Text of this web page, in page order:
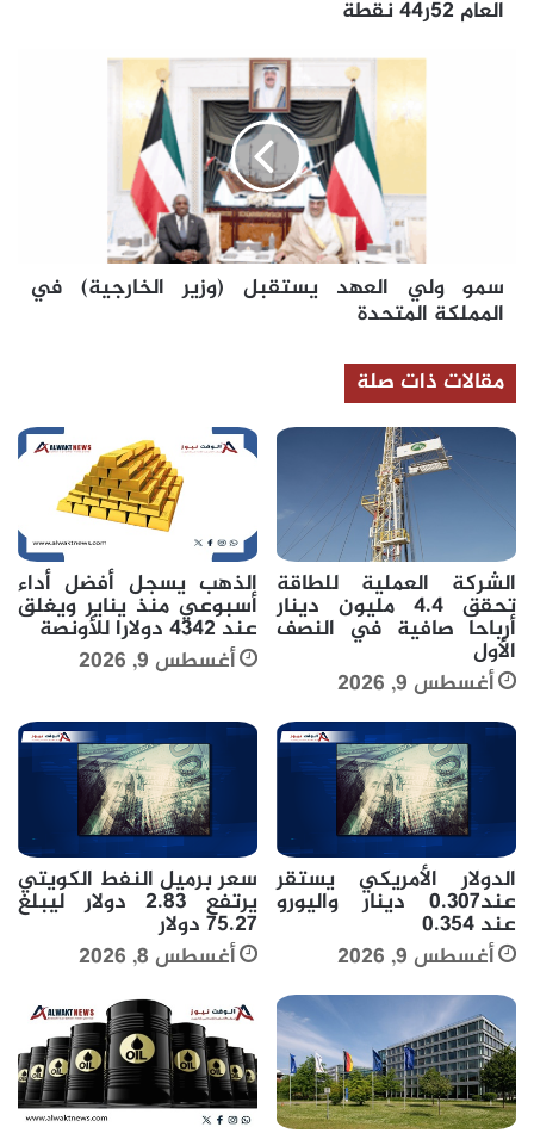
العام 52ر44 نقطة
سمو ولي العهد يستقبل (وزير الخارجية) في
المملكة المتحدة
مقالات ذات صلة
الشركة العملية للطاقة
تحقق 4.4 مليون دينار
أرباحا صافية في النصف
الأول
أغسطس 9, 2026
الذهب يسجل أفضل أداء
أسبوعي منذ يناير ويغلق
عند 4342 دولارا للأونصة
أغسطس 9, 2026
الدولار الأمريكي يستقر
عند0.307 دينار واليورو
عند 0.354
أغسطس 9, 2026
سعر برميل النفط الكويتي
يرتفع 2.83 دولار ليبلغ
75.27 دولار
أغسطس 8, 2026